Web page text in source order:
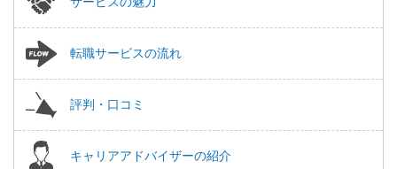
転職サービスの流れ
評判・口コミ
キャリアアドバイザーの紹介